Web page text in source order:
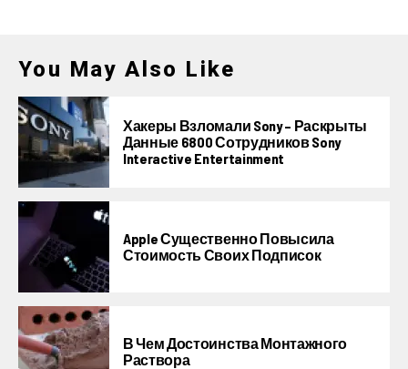
You May Also Like
Хакеры Взломали Sony – Раскрыты
Данные 6800 Сотрудников Sony
Interactive Entertainment
Apple Существенно Повысила
Стоимость Своих Подписок
В Чем Достоинства Монтажного
Раствора